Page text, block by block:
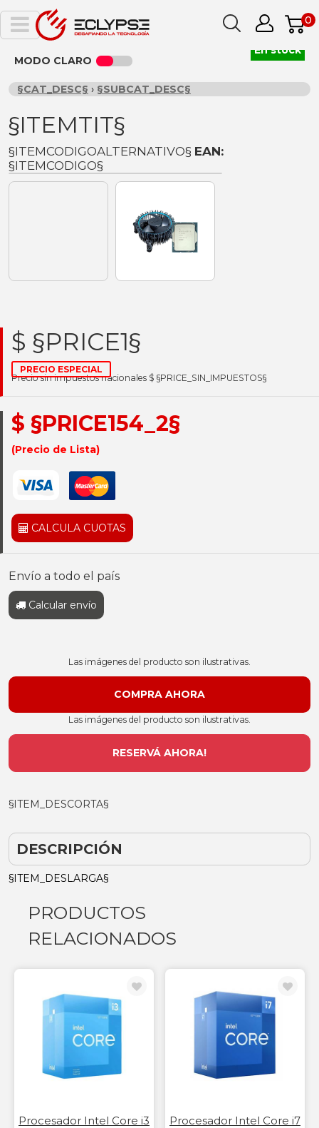
0
MODO CLARO
§CAT_DESC§ › §SUBCAT_DESC§
§ITEMTIT§
§ITEMCODIGOALTERNATIVO§ EAN:
§ITEMCODIGO§
$ §PRICE1§
PRECIO ESPECIAL
Precio sin impuestos nacionales $ §PRICE_SIN_IMPUESTOS§
$ §PRICE154_2§
(Precio de Lista)
CALCULA CUOTAS
Envío a todo el país
Calcular envío
En stock
Las imágenes del producto son ilustrativas.
Las imágenes del producto son ilustrativas.
RESERVÁ AHORA!
§ITEM_DESCORTA§
DESCRIPCIÓN
§ITEM_DESLARGA§
PRODUCTOS
RELACIONADOS
Procesador Intel Core i3
Procesador Intel Core i7